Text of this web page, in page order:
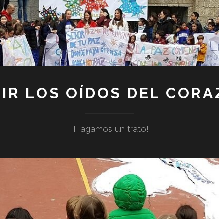
LOS OÍDOS DEL
¡Hagamos un trato!